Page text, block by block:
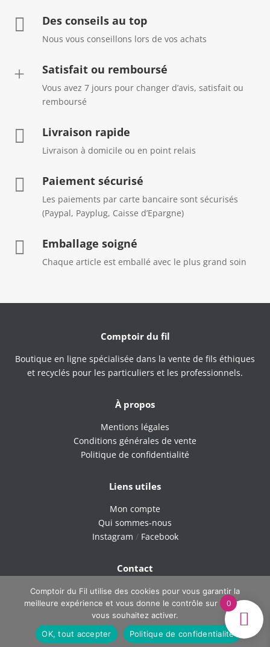
 Des conseils au top
Nous vous conseillons lors de vos achats
+ Satisfait ou remboursé
Vous avez 7 jours pour changer d’avis, satisfait ou
remboursé
 Livraison rapide
Livraison à domicile ou en point relais
 Paiement sécurisé
Les paiements par carte bancaire sont sécurisés
(Paypal, Payplug, Caisse d’Epargne)
 Emballage soigné
Chaque article est emballé avec le plus grand soin
Comptoir du fil
Boutique en ligne spécialisée dans la vente de fils éthiques
et recyclés pour les particuliers et les professionnels.
À propos
Mentions légales
Conditions générales de vente
Politique de confidentialité
Liens utiles
Mon compte
Qui sommes-nous
Instagram / Facebook
Contact
9H – 18H du lundi au vendredi
Tel : 06 42 40 60 38
Email : comptoirdufil.boutique@gmail.com
0
Comptoir du Fil utilise des cookies pour vous garantir la
meilleure expérience et vous donne le contrôle sur ce que
vous souhaitez activer.
OK, tout accepter
Politique de confidentialité